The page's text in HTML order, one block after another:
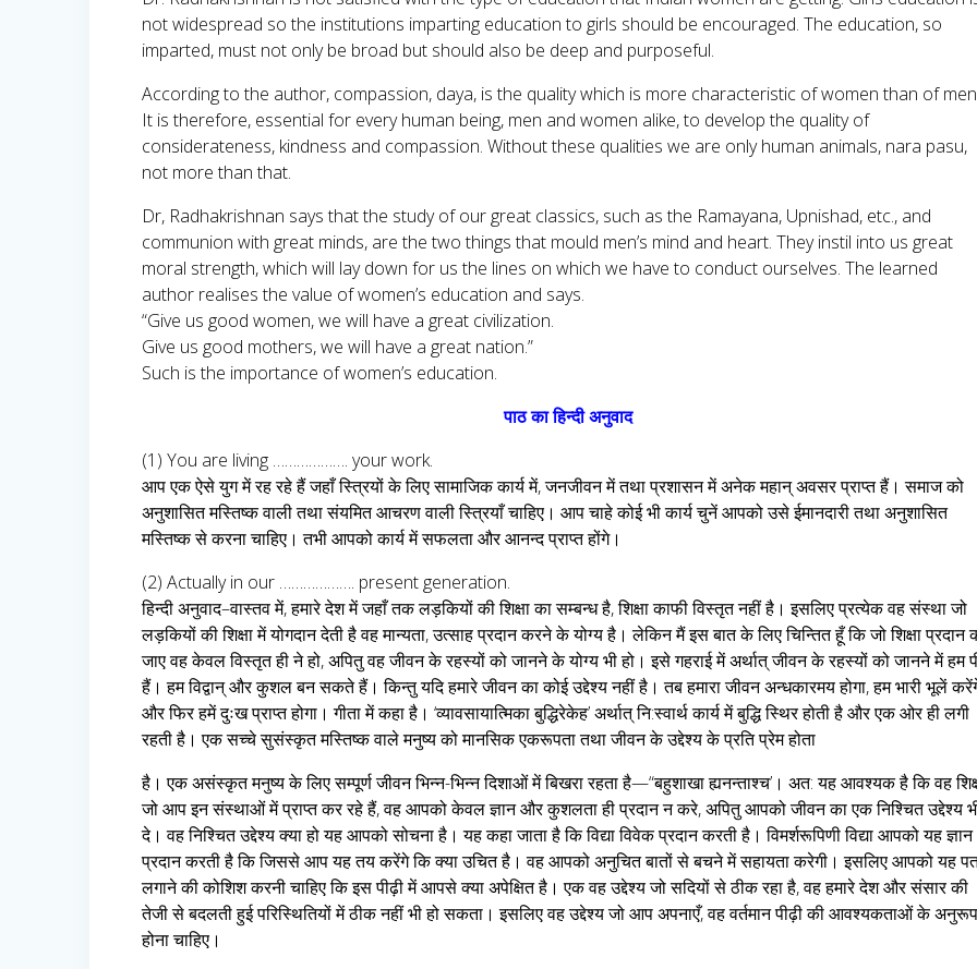
not widespread so the institutions imparting education to girls should be encouraged. The education, so
imparted, must not only be broad but should also be deep and purposeful.
According to the author, compassion, daya, is the quality which is more characteristic of women than of
It is therefore, essential for every human being, men and women alike, to develop the quality of
considerateness, kindness and compassion. Without these qualities we are only human animals, nara pasu,
not more than that.
Dr, Radhakrishnan says that the study of our great classics, such as the Ramayana, Upnishad, etc., and
communion with great minds, are the two things that mould men’s mind and heart. They instil into us great
moral strength, which will lay down for us the lines on which we have to conduct ourselves. The learned
author realises the value of women’s education and says.
“Give us good women, we will have a great civilization.
Give us good mothers, we will have a great nation.”
Such is the importance of women’s education.
पाठ का हिन्दी अनुवाद
(1) You are living ………………. your work.
आप एक ऐसे युग में रह रहे हैं जहाँ स्त्रियों के लिए सामाजिक कार्य में, जनजीवन में तथा प्रशासन में अनेक महान् अवसर प्राप्त हैं। समाज को
अनुशासित मस्तिष्क वाली तथा संयमित आचरण वाली स्त्रियाँ चाहिए। आप चाहे कोई भी कार्य चुनें आपको उसे ईमानदारी तथा अनुशासित
मस्तिष्क से करना चाहिए। तभी आपको कार्य में सफलता और आनन्द प्राप्त होंगे।
(2) Actually in our ………………. present generation.
हिन्दी अनुवाद–वास्तव में, हमारे देश में जहाँ तक लड़कियों की शिक्षा का सम्बन्ध है, शिक्षा काफी विस्तृत नहीं है। इसलिए प्रत्येक वह संस्था जो
लड़कियों की शिक्षा में योगदान देती है वह मान्यता, उत्साह प्रदान करने के योग्य है। लेकिन मैं इस बात के लिए चिन्तित हूँ कि जो शिक्षा प्रदान
जाए वह केवल विस्तृत ही ने हो, अपितु वह जीवन के रहस्यों को जानने के योग्य भी हो। इसे गहराई में अर्थात् जीवन के रहस्यों को जानने में हम
हैं। हम विद्वान् और कुशल बन सकते हैं। किन्तु यदि हमारे जीवन का कोई उद्देश्य नहीं है। तब हमारा जीवन अन्धकारमय होगा, हम भारी भूलें
और फिर हमें दुःख प्राप्त होगा। गीता में कहा है। ‘व्यावसायात्मिका बुद्धिरेकेह’ अर्थात् नि:स्वार्थ कार्य में बुद्धि स्थिर होती है और एक ओर ही लगी
रहती है। एक सच्चे सुसंस्कृत मस्तिष्क वाले मनुष्य को मानसिक एकरूपता तथा जीवन के उद्देश्य के प्रति प्रेम होता
है। एक असंस्कृत मनुष्य के लिए सम्पूर्ण जीवन भिन्न-भिन्न दिशाओं में बिखरा रहता है—“बहुशाखा ह्यनन्ताश्च’। अत: यह आवश्यक है कि वह
जो आप इन संस्थाओं में प्राप्त कर रहे हैं, वह आपको केवल ज्ञान और कुशलता ही प्रदान न करे, अपितु आपको जीवन का एक निश्चित उद्देश्य
दे। वह निश्चित उद्देश्य क्या हो यह आपको सोचना है। यह कहा जाता है कि विद्या विवेक प्रदान करती है। विमर्शरूपिणी विद्या आपको यह ज्ञान
प्रदान करती है कि जिससे आप यह तय करेंगे कि क्या उचित है। वह आपको अनुचित बातों से बचने में सहायता करेगी। इसलिए आपको यह
लगाने की कोशिश करनी चाहिए कि इस पीढ़ी में आपसे क्या अपेक्षित है। एक वह उद्देश्य जो सदियों से ठीक रहा है, वह हमारे देश और संसार की
तेजी से बदलती हुई परिस्थितियों में ठीक नहीं भी हो सकता। इसलिए वह उद्देश्य जो आप अपनाएँ, वह वर्तमान पीढ़ी की आवश्यकताओं के अनुरूप
होना चाहिए।